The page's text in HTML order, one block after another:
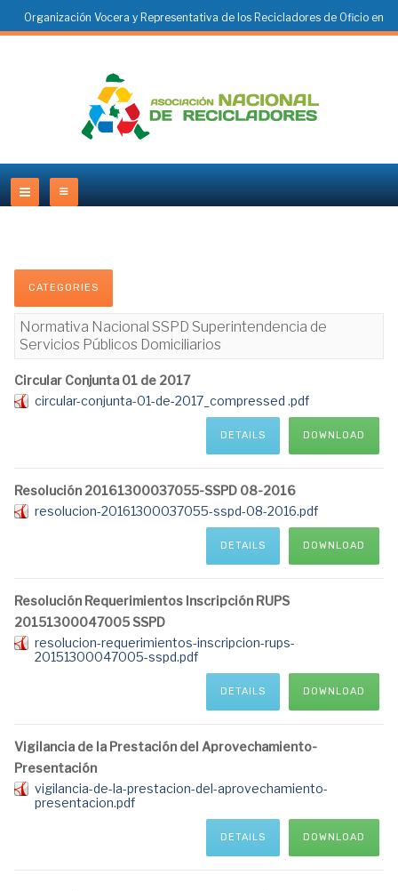
Organización Vocera y Representativa de los Recicladores de Oficio en
CATEGORIES
Normativa Nacional SSPD Superintendencia de
Servicios Públicos Domiciliarios
Circular Conjunta 01 de 2017
circular-conjunta-01-de-2017_compressed .pdf
DOWNLOAD
DETAILS
Resolución 20161300037055-SSPD 08-2016
resolucion-20161300037055-sspd-08-2016.pdf
DOWNLOAD
DETAILS
Resolución Requerimientos Inscripción RUPS
20151300047005 SSPD
resolucion-requerimientos-inscripcion-rups-
20151300047005-sspd.pdf
DOWNLOAD
DETAILS
Vigilancia de la Prestación del Aprovechamiento-
Presentación
vigilancia-de-la-prestacion-del-aprovechamiento-
presentacion.pdf
DOWNLOAD
DETAILS